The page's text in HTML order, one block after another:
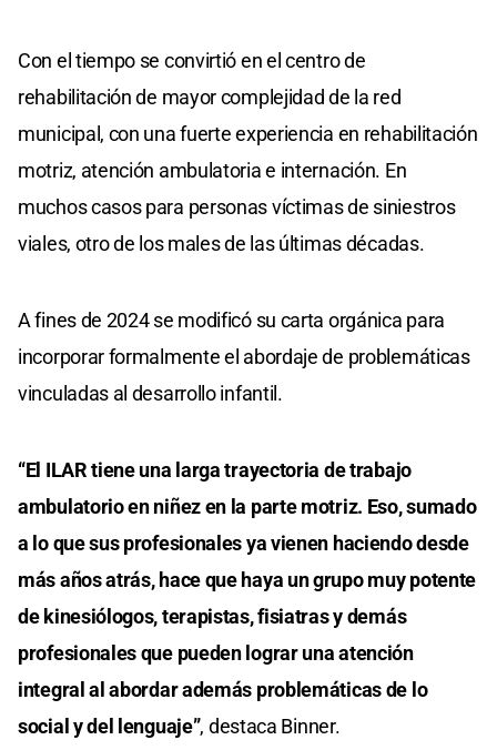
Con el tiempo se convirtió en el centro de
rehabilitación de mayor complejidad de la red
municipal, con una fuerte experiencia en rehabilitación
motriz, atención ambulatoria e internación. En
muchos casos para personas víctimas de siniestros
viales, otro de los males de las últimas décadas.
A fines de 2024 se modificó su carta orgánica para
incorporar formalmente el abordaje de problemáticas
vinculadas al desarrollo infantil.
“El ILAR tiene una larga trayectoria de trabajo
ambulatorio en niñez en la parte motriz. Eso, sumado
a lo que sus profesionales ya vienen haciendo desde
más años atrás, hace que haya un grupo muy potente
de kinesiólogos, terapistas, fisiatras y demás
profesionales que pueden lograr una atención
integral al abordar además problemáticas de lo
social y del lenguaje”, destaca Binner.